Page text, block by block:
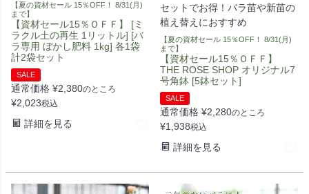
【夏の資材セール 15％OFF！ 8/31(月)
まで】
【資材セール15％ＯＦＦ】 [ミ
ラクル土の再生 1リットル] [バ
ラ専用 ぼかし肥料 1kg] 各1袋
計2袋セット
SALE
通常価格 ¥2,380のところ
¥2,023税込
詳細を見る
セットでお得！バラ苗や新苗の
植え替えにおすすめ
【夏の資材セール 15％OFF！ 8/31(月)
まで】
【資材セール15％ＯＦＦ】
THE ROSE SHOP オリジナル7
号角鉢 [5鉢セット]
SALE
通常価格 ¥2,280のところ
¥1,938税込
詳細を見る